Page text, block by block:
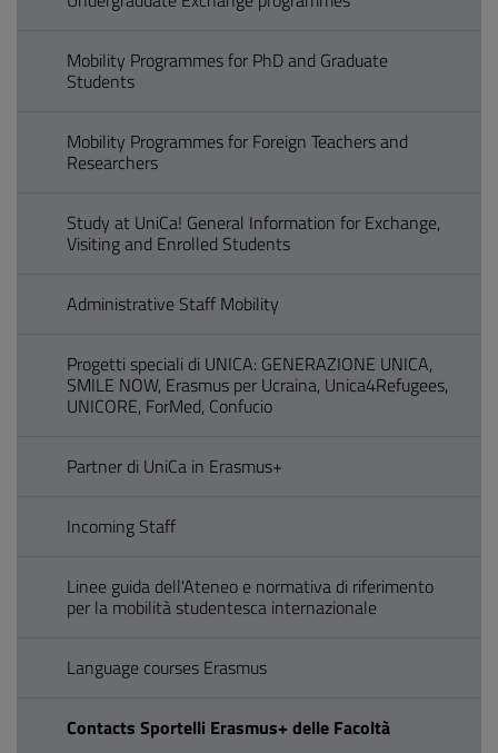
Mobility Programmes for PhD and Graduate
Students
Mobility Programmes for Foreign Teachers and
Researchers
Study at UniCa! General Information for Exchange,
Visiting and Enrolled Students
Administrative Staff Mobility
Progetti speciali di UNICA: GENERAZIONE UNICA,
SMILE NOW, Erasmus per Ucraina, Unica4Refugees,
UNICORE, ForMed, Confucio
Partner di UniCa in Erasmus+
Incoming Staff
Linee guida dell'Ateneo e normativa di riferimento
per la mobilità studentesca internazionale
Language courses Erasmus
Contacts Sportelli Erasmus+ delle Facoltà